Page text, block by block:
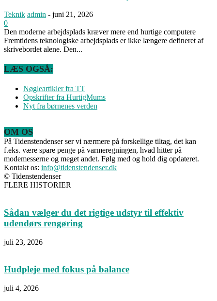
Teknik admin - juni 21, 2026
0
Den moderne arbejdsplads kræver mere end hurtige computere
Fremtidens teknologiske arbejdsplads er ikke længere defineret af
skrivebordet alene. Den...
LÆS OGSÅ:
Nøgleartikler fra TT
Opskrifter fra HurtigMums
Nyt fra børnenes verden
OM OS
På Tidenstendenser ser vi nærmere på forskellige tiltag, det kan
f.eks. være spare penge på varmeregningen, hvad hitter på
modemesserne og meget andet. Følg med og hold dig opdateret.
Kontakt os: info@tidenstendenser.dk
© Tidenstendenser
FLERE HISTORIER
Sådan vælger du det rigtige udstyr til effektiv
udendørs rengøring
juli 23, 2026
Hudpleje med fokus på balance
juli 4, 2026